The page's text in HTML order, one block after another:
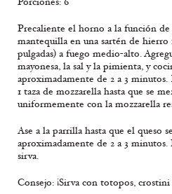
Precaliente el horno a la función
mantequilla en una sartén de hierro
pulgadas) a fuego medio-alto.
mayonesa, la sal y la pimienta, y
aproximadamente de 2 a 3
1 taza de mozzarella hasta que se
uniformemente con la mozzarella
Ase a la parrilla hasta que el queso
aproximadamente de 2 a 3
sirva.
Consejo: ¡Sirva con totopos,